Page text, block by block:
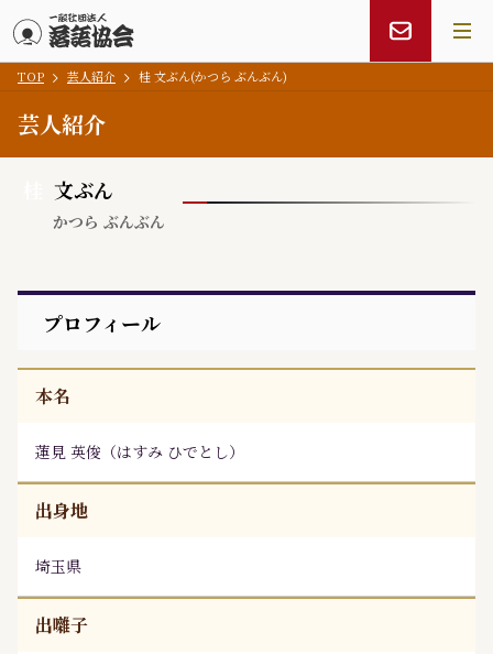
TOP 芸人紹介 桂 文ぶん(かつら ぶんぶん)
芸人紹介
文ぶん
かつら ぶんぶん
プロフィール
本名
蓮見 英俊 （はすみ ひでとし）
出身地
埼玉県
出囃子